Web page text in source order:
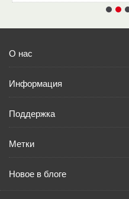
О нас
Информация
Поддержка
Метки
Новое в блоге